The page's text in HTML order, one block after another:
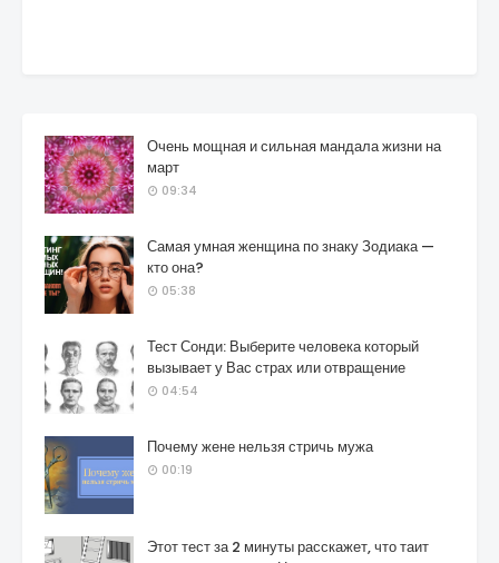
Очень мощная и сильная мандала жизни на
март
09:34
Самая умная женщина по знаку Зодиака —
кто она?
05:38
Тест Сонди: Выберите человека который
вызывает у Вас страх или отвращение
04:54
Почему жене нельзя стричь мужа
00:19
Этот тест за 2 минуты расскажет, что таит